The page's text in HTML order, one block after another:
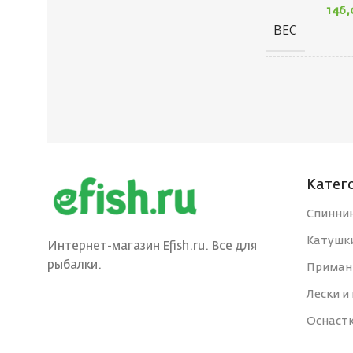
ЦВЕТ КРЮЧКА
ВЕС
ЦВЕТ
РАЗМЕР
Интернет-магазин Efish.ru. Все для
рыбалки.
Лески